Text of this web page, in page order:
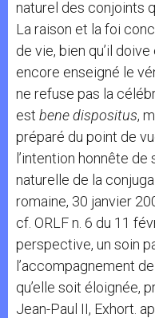
naturel des conjoints
La raison et la foi
de vie, bien qu’il
encore enseigné le
ne refuse pas la
est bene dispositus,
préparé du point de
l’intention honnête
naturelle de la
romaine, 30 janvier
cf. ORLF n. 6 du 11
perspective, un soin
l’accompagnement
qu’elle soit éloignée,
Jean-Paul II, Exhort.